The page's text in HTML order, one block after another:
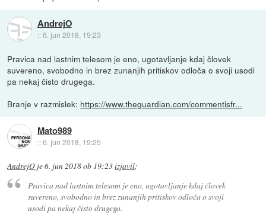
AndrejO
::6. jun 2018, 19:23
Pravica nad lastnim telesom je eno, ugotavljanje kdaj človek
suvereno, svobodno in brez zunanjih pritiskov odloča o svoji usodi
pa nekaj čisto drugega.
Branje v razmislek: https://www.theguardian.com/commentisfr...
Mato989
::6. jun 2018, 19:25
AndrejO je6. jun 2018 ob 19:23izjavil:
Pravica nad lastnim telesom je eno, ugotavljanje kdaj človek
suvereno, svobodno in brez zunanjih pritiskov odloča o svoji
usodi pa nekaj čisto drugega.